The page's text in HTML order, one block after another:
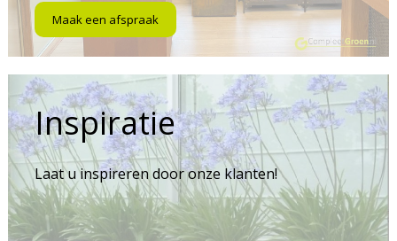
Maak een afspraak
Inspiratie
Laat u inspireren door onze klanten!